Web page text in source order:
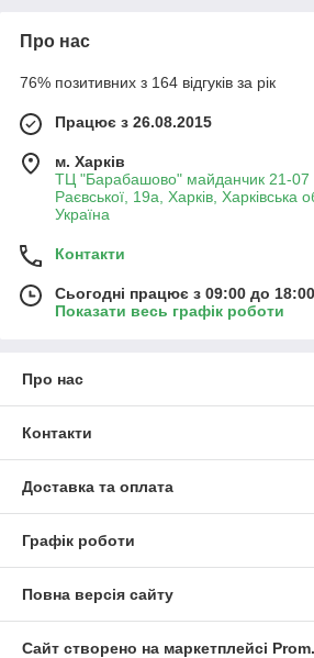
Про нас
76% позитивних з 164 відгуків за рік
Працює з 26.08.2015
м. Харків
ТЦ "Барабашово" майданчик 21-07
Раєвської, 19а, Харків, Харківська
Україна
Контакти
Сьогодні працює з 09:00 до 18:00
Показати весь графік роботи
Про нас
Контакти
Доставка та оплата
Графік роботи
Повна версія сайту
Сайт створено на маркетплейсі